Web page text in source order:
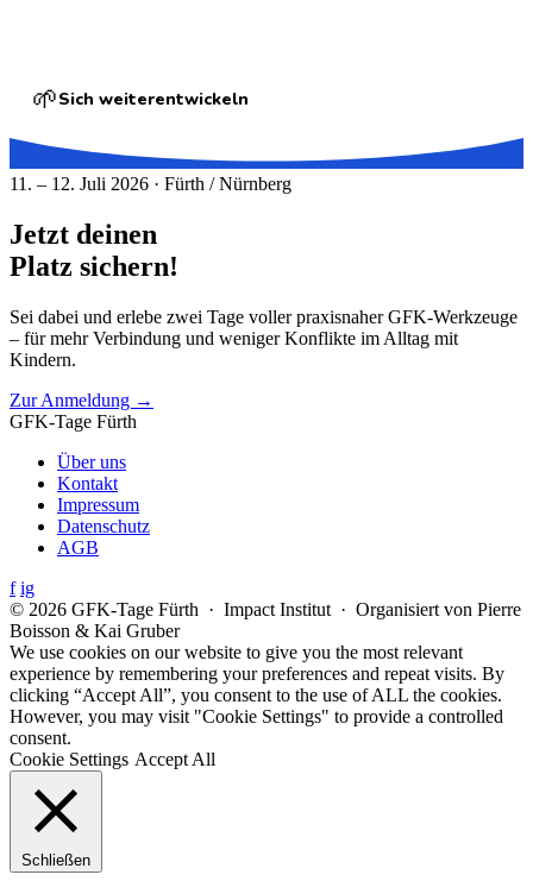
🌱Sich weiterentwickeln
11. – 12. Juli 2026 · Fürth / Nürnberg
Jetzt deinen
Platz sichern!
Sei dabei und erlebe zwei Tage voller praxisnaher GFK-Werkzeuge
– für mehr Verbindung und weniger Konflikte im Alltag mit
Kindern.
Zur Anmeldung →
GFK-Tage Fürth
Über uns
Kontakt
Impressum
Datenschutz
AGB
f ig
© 2026 GFK-Tage Fürth · Impact Institut · Organisiert von Pierre
Boisson & Kai Gruber
We use cookies on our website to give you the most relevant
experience by remembering your preferences and repeat visits. By
clicking “Accept All”, you consent to the use of ALL the cookies.
However, you may visit "Cookie Settings" to provide a controlled
consent.
Cookie Settings Accept All
Schließen